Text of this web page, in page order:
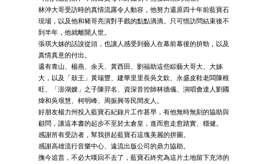
林沖大哥受訪時的真情流露令人動容，他努力還原四十年前藍寶石
現場，以及他和豬哥亮演對手戲的點點滴滴。只可惜訪問結束後不
到半年，他就離開人世。
張琪大姊的話說從頭，也讓人感受到藝人在幕前幕後的拚勁，以及
真情真意的付出。
還有青山、楊燕、余天、黃西田、劉福助這些綜藝大哥大、大姊
大，以及「鼓王」黃瑞豐、建華里里長吳文欽、永盛皮鞋老闆陳根
旺、「澎湖嫂」之子陳羿名、資深音控師林德儀、演唱會達人劉國
煒和吳垠慧、柯明峰、周振興等民間友人。
好朋友楊力州投入藍寶石紀錄片工作甚早，有他無時無刻的協助與
顧問，讓這本書的起步不至於太倉皇，進而愈走愈踏實、穩健。
感謝所有受訪者，幫我拼起藍寶石這塊美麗的拼圖。
感謝高雄流行音樂中心、遠流出版公司的鼎力協助。
撫今追昔，不必大嘆回不去了，藍寶石終究為這片土地留下充沛的